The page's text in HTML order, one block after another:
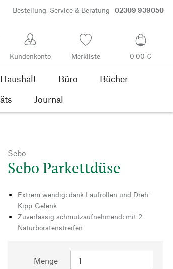
Bestellung, Service & Beratung 02309 939050
Kundenkonto Merkliste 0,00 €
Haushalt Büro
Bücher
Journal
Sebo
Sebo Parkettdüse
Extrem wendig: dank Laufrollen und Dreh-
Kipp-Gelenk
Zuverlässig schmutzaufnehmend: mit 2
Naturborstenstreifen
Menge